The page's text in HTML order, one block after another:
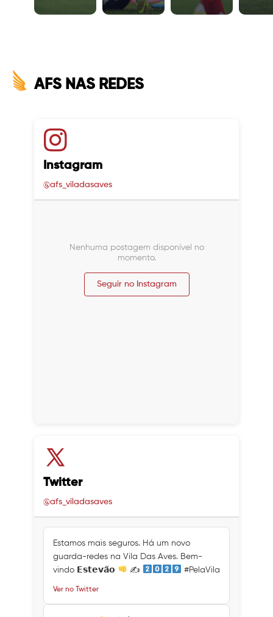
AFS NAS REDES
Instagram
@afs_viladasaves
Nenhuma postagem disponível no
momento.
Seguir no Instagram
Twitter
@afs_viladasaves
Estamos mais seguros. Há um novo
guarda-redes na Vila Das Aves. Bem-
vindo 𝗘𝘀𝘁𝗲𝘃𝗮̃𝗼
✍ #PelaVila
Ver no Twitter